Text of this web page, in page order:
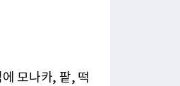
모나카, 팥, 떡